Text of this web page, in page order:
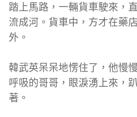
踏上馬路，一輛貨車駛來，
流成河。貨車中，方才在藥
外。
韓武英呆呆地愣住了，他慢
呼吸的哥哥，眼淚湧上來，
著。